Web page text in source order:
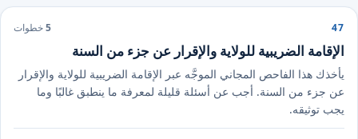
47
5خطوات
الإقامة الضريبية للولاية والإقرار عن جزء من السنة
يأخذك هذا الفاحص المجاني الموجَّه عبر الإقامة الضريبية للولاية والإقرار
عن جزء من السنة. أجب عن أسئلة قليلة لمعرفة ما ينطبق غالبًا وما
يجب توثيقه.